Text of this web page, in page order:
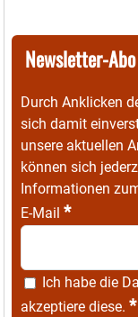
Newsletter-Abo
Durch Anklicken
sich damit
unsere aktuellen
können sich
Informationen
E-Mail *
Ich habe die
akzeptiere diese. *